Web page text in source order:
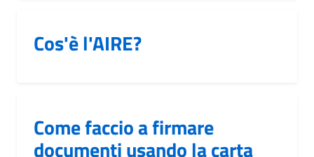
Cos'è l'AIRE?
Come faccio a firmare
documenti usando la carta